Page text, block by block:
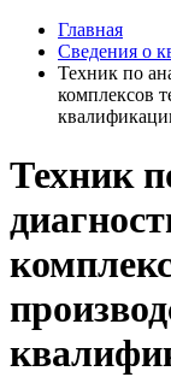
Главная
Сведения о
Техник по
комплексов
Техник